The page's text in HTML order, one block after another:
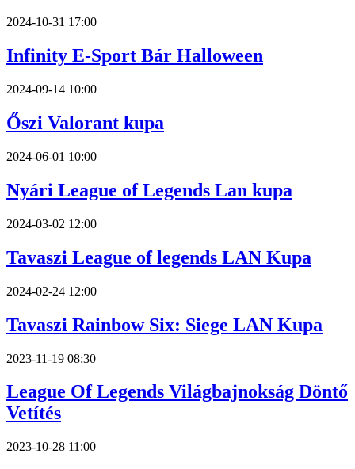
2024-10-31 17:00
Infinity E-Sport Bár Halloween
2024-09-14 10:00
Őszi Valorant kupa
2024-06-01 10:00
Nyári League of Legends Lan kupa
2024-03-02 12:00
Tavaszi League of legends LAN Kupa
2024-02-24 12:00
Tavaszi Rainbow Six: Siege LAN Kupa
2023-11-19 08:30
League Of Legends Világbajnokság Döntő
Vetítés
2023-10-28 11:00